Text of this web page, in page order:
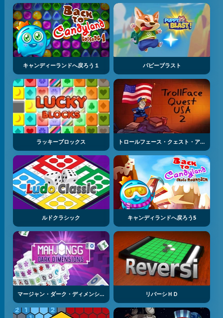
キャンディーランドへ戻ろう１ パピーブラスト
ラッキーブロックス トロールフェース・クェスト・アメリカー 2
ルドクラシック キャンディランドへ戻ろう5
マージャン・ダーク・ディメンション リバーシＨＤ